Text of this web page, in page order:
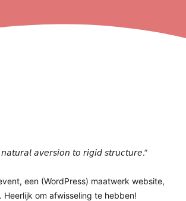
𝘢𝘷𝘦𝘳𝘴𝘪𝘰𝘯 𝘵𝘰 𝘳𝘪𝘨𝘪𝘥 𝘴𝘵𝘳𝘶𝘤𝘵𝘶𝘳𝘦.”
een (WordPress) maatwerk website,
om afwisseling te hebben!